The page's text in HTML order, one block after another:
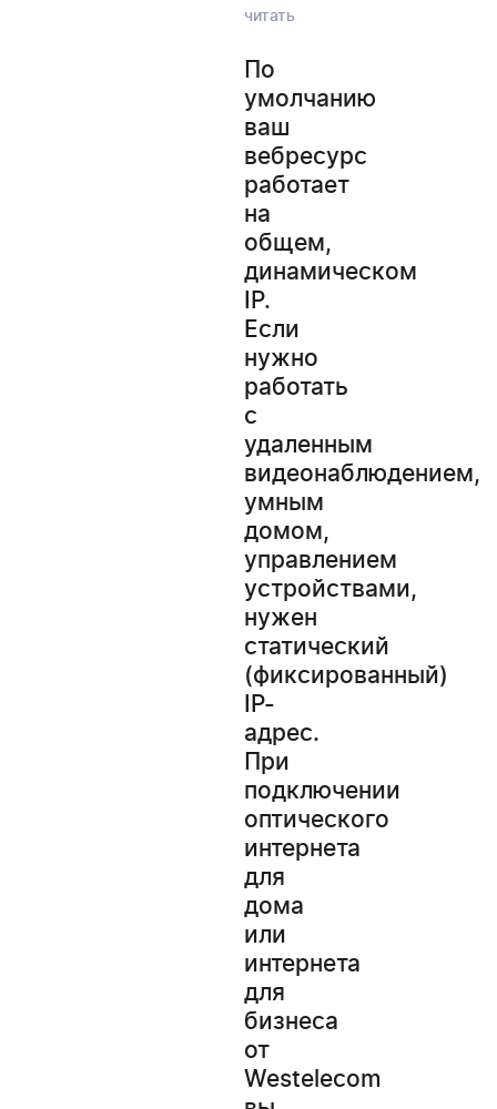
читать
По
умолчанию
ваш
вебресурс
работает
на
общем,
динамическом
IP.
Если
нужно
работать
с
удаленным
видеонаблюдением,
умным
домом,
управлением
устройствами,
нужен
статический
(фиксированный)
IP-
адрес.
При
подключении
оптического
интернета
для
дома
или
интернета
для
бизнеса
от
Westelecom